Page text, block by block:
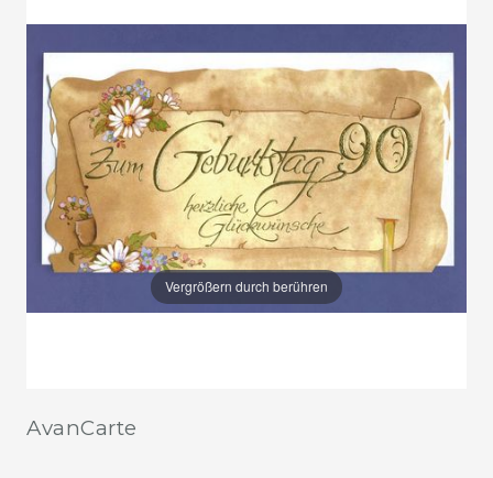
Vergrößern durch berühren
AvanCarte